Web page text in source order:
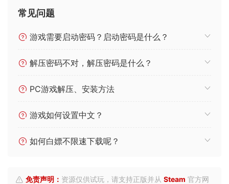
常见问题
游戏需要启动密码？启动密码是什么？
解压密码不对，解压密码是什么？
PC游戏解压、安装方法
游戏如何设置中文？
如何白嫖不限速下载呢？
免责声明： 资源仅供试玩，请支持正版并从 Steam 官方网